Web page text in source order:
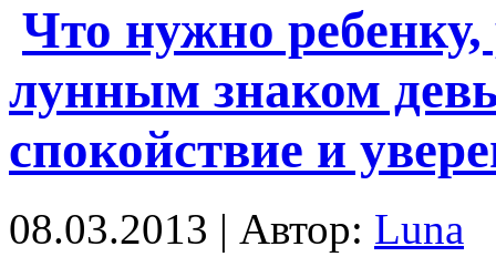
Что нужно
лунным знаком
спокойствие и
08.03.2013 | Автор: Luna